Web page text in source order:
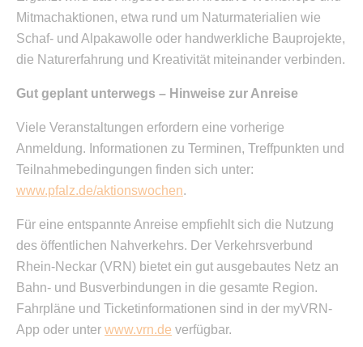
Mitmachaktionen, etwa rund um Naturmaterialien wie
Schaf- und Alpakawolle oder handwerkliche Bauprojekte,
die Naturerfahrung und Kreativität miteinander verbinden.
Gut geplant unterwegs – Hinweise zur Anreise
Viele Veranstaltungen erfordern eine vorherige
Anmeldung. Informationen zu Terminen, Treffpunkten und
Teilnahmebedingungen finden sich unter:
www.pfalz.de/aktionswochen.
Für eine entspannte Anreise empfiehlt sich die Nutzung
des öffentlichen Nahverkehrs. Der Verkehrsverbund
Rhein-Neckar (VRN) bietet ein gut ausgebautes Netz an
Bahn- und Busverbindungen in die gesamte Region.
Fahrpläne und Ticketinformationen sind in der myVRN-
App oder unter www.vrn.de verfügbar.